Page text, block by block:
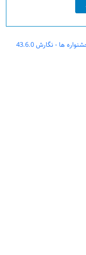
ها - نگارش 43.6.0